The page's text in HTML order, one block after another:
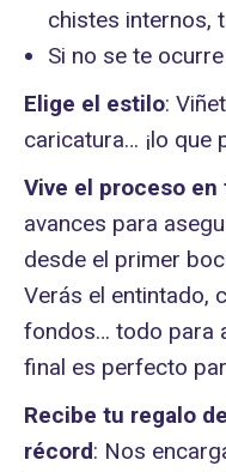
chistes internos,
Si no se te
Elige el estilo:
caricatura… ¡lo que
Vive el proceso en
avances para
desde el primer
Verás el entintado,
fondos… todo para
final es perfecto
Recibe tu regalo
récord: Nos